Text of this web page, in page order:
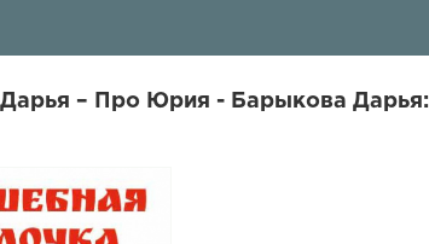
– Про Юрия - Барыкова Дарья: